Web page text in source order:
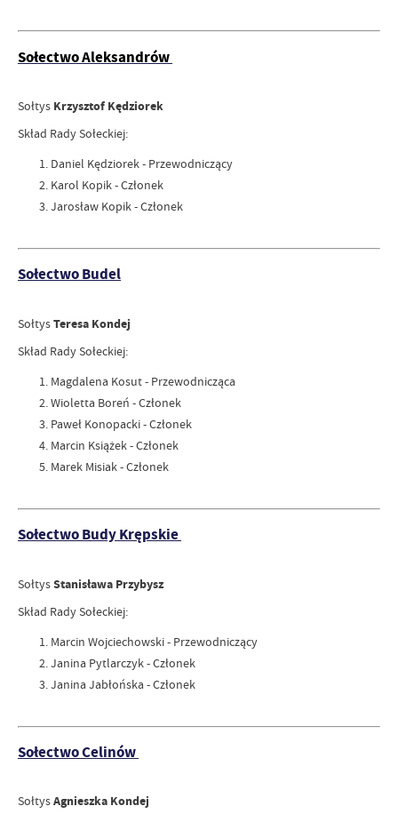
Sołectwo Aleksandrów
Sołtys Krzysztof Kędziorek
Skład Rady Sołeckiej:
Daniel Kędziorek - Przewodniczący
Karol Kopik - Członek
Jarosław Kopik - Członek
Sołectwo Budel
SołtysTeresa Kondej
Skład Rady Sołeckiej:
Magdalena Kosut - Przewodnicząca
Wioletta Boreń - Członek
Paweł Konopacki - Członek
Marcin Książek - Członek
Marek Misiak - Członek
Sołectwo Budy Krępskie
SołtysStanisława Przybysz
Skład Rady Sołeckiej:
Marcin Wojciechowski - Przewodniczący
Janina Pytlarczyk - Członek
Janina Jabłońska - Członek
Sołectwo Celinów
SołtysAgnieszka Kondej